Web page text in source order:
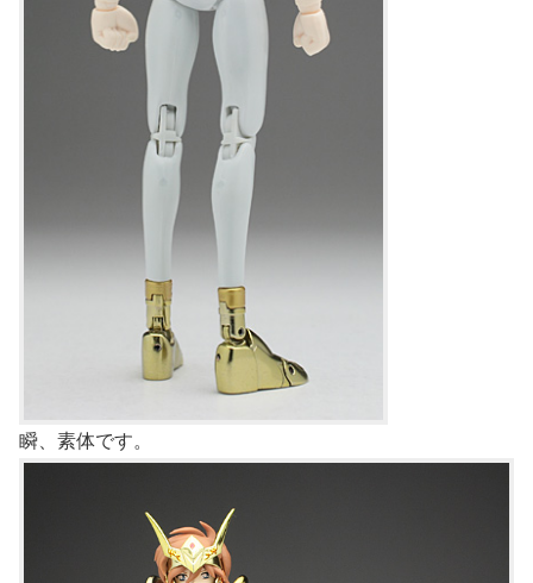
瞬、素体です。